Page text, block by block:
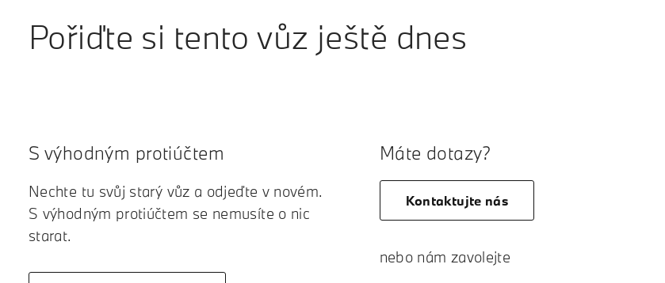
Pořiďte si tento vůz ještě dnes
S výhodným protiúčtem
Nechte tu svůj starý vůz a odjeďte v novém.
S výhodným protiúčtem se nemusíte o nic
starat.
Máte dotazy?
Kontaktujte nás
nebo nám zavolejte